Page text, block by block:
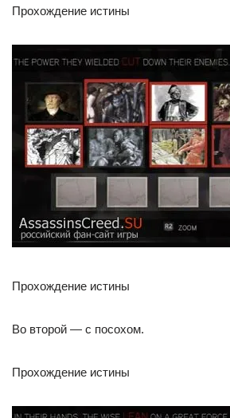
Прохождение истины
Прохождение истины
Во второй — с посохом.
Прохождение истины